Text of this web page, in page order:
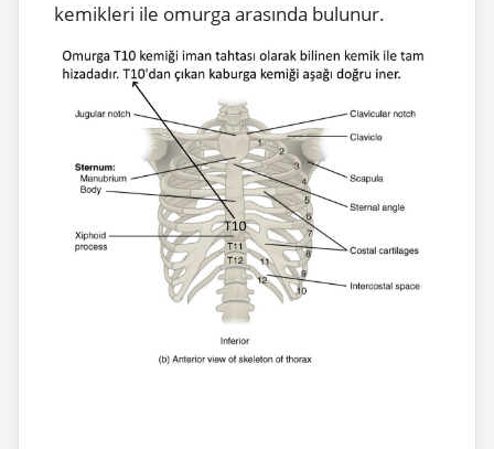
kemikleri ile omurga arasında bulunur.